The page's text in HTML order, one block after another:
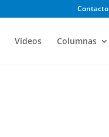
Contacto
Videos Columnas